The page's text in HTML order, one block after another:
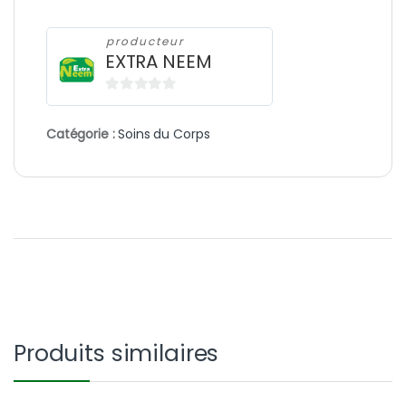
producteur
EXTRA NEEM
0
u
Catégorie :Soins du Corps
Produits similaires